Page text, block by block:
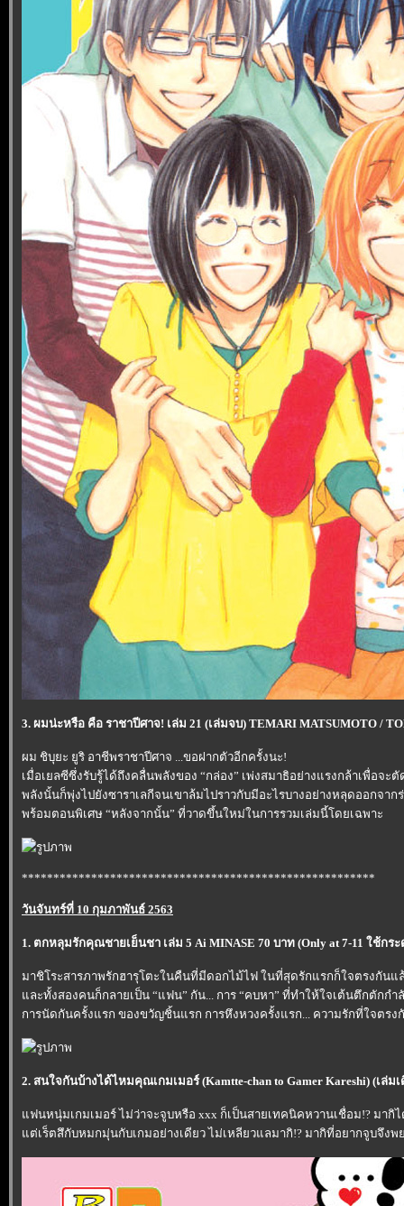
3. ผมน่ะหรือ คือ ราชาปีศาจ! เล่ม 21 (เล่มจบ) TEMARI MATSUMOTO /
ผม ชิบุยะ ยูริ อาชีพราชาปีศาจ ...ขอฝากตัวอีกครั้งนะ!
เมื่อเยลซีซึ่งรับรู้ได้ถึงคลื่นพลังของ “กล่อง” เพ่งสมาธิอย่างแรงกล้าเพื่อจะ
พลังนั้นก็พุ่งไปยังซาราเลกีจนเขาล้มไปราวกับมีอะไรบางอย่างหลุดออกจาก
พร้อมตอนพิเศษ “หลังจากนั้น” ที่วาดขึ้นใหม่ในการรวมเล่มนี้โดยเฉพาะ
********************************************************
วันจันทร์ที่ 10 กุมภาพันธ์ 2563
1. ตกหลุมรักคุณชายเย็นชา เล่ม 5 Ai MINASE 70 บาท (Only at 7-11 ใช้กร
มาชิโระสารภาพรักฮารุโตะในคืนที่มีดอกไม้ไฟ ในที่สุดรักแรกก็ใจตรงกันแ
ละทั้งสองคนก็กลายเป็น “แฟน” กัน... การ “คบหา” ที่ทำให้ใจเต้นตึกตักกำ
การนัดกันครั้งแรก ของขวัญชิ้นแรก การหึงหวงครั้งแรก... ความรักที่ใจตร
2. สนใจกันบ้างได้ไหมคุณเกมเมอร์ (Kamtte-chan to Gamer Kareshi) (เล่ม
ฟนหนุ่มเกมเมอร์ ไม่ว่าจะจูบหรือ xxx ก็เป็นสายเทคนิคหวานเชื่อม!? มา
ต่เร็ตสึกับหมกมุ่นกับเกมอย่างเดียว ไม่เหลียวแลมากิ!? มากิที่อยากจูบจึงพ